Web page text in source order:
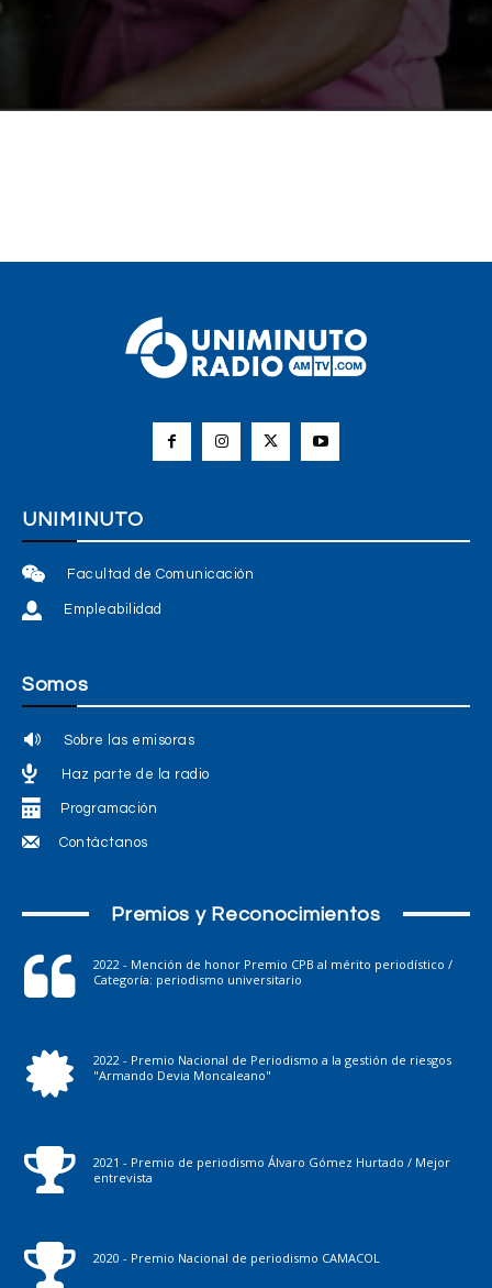
UNIMINUTO
Facultad de Comunicación
Empleabilidad
Somos
Sobre las emisoras
Haz parte de la radio
Programación
Contáctanos
Premios y Reconocimientos
2022 - Mención de honor Premio CPB al mérito periodístico /
Categoría: periodismo universitario
2022 - Premio Nacional de Periodismo a la gestión de riesgos
"Armando Devia Moncaleano"
2021 - Premio de periodismo Álvaro Gómez Hurtado / Mejor
entrevista
2020 - Premio Nacional de periodismo CAMACOL